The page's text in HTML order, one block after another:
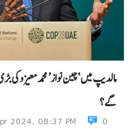
مالدیپ میں ‘چین نواز’ محمد معیزو
گے؟
2024, 08:37 PM 0